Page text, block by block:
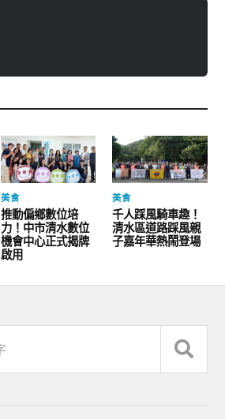
美食
推動偏鄉數位培
力！中市清水數位
機會中心正式揭牌
啟用
美食
千人踩風騎車趣！
清水區道路踩風親
子嘉年華熱鬧登場